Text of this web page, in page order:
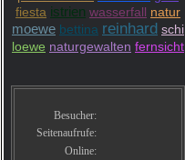
fiesta istrien wasserfall natur
moewe bettina reinhard schi
loewe naturgewalten fernsicht
Besucher:
Seitenaufrufe:
Online: